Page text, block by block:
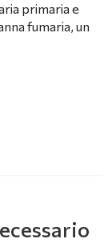
primaria e
fumaria, un